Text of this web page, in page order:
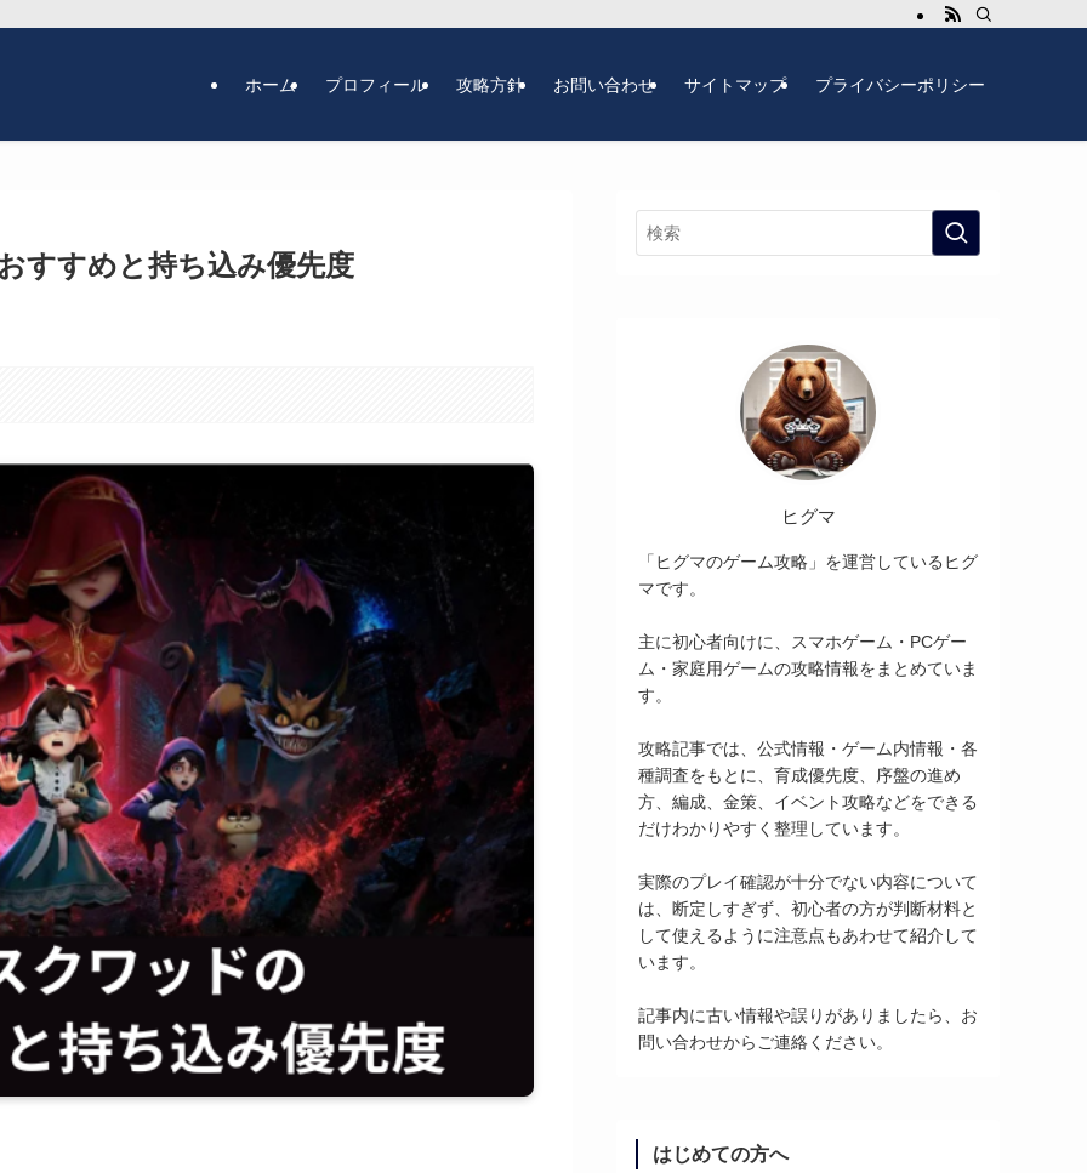
ホーム プロフィール 攻略方針 お問い合わせ サイトマップ プライバシーポリシー
すすめと持ち込み優先度
ヒグマ
「ヒグマのゲーム攻略」を運営しているヒグ
マです。
主に初心者向けに、スマホゲーム・PCゲー
ム・家庭用ゲームの攻略情報をまとめていま
す。
攻略記事では、公式情報・ゲーム内情報・各
種調査をもとに、育成優先度、序盤の進め
方、編成、金策、イベント攻略などをできる
だけわかりやすく整理しています。
実際のプレイ確認が十分でない内容について
は、断定しすぎず、初心者の方が判断材料と
して使えるように注意点もあわせて紹介して
います。
記事内に古い情報や誤りがありましたら、お
問い合わせからご連絡ください。
はじめての方へ